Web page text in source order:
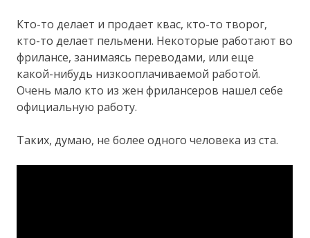
Кто-то делает и продает квас, кто-то творог,
кто-то делает пельмени. Некоторые работают во
фрилансе, занимаясь переводами, или еще
какой-нибудь низкооплачиваемой работой.
Очень мало кто из жен фрилансеров нашел себе
официальную работу.
Таких, думаю, не более одного человека из ста.